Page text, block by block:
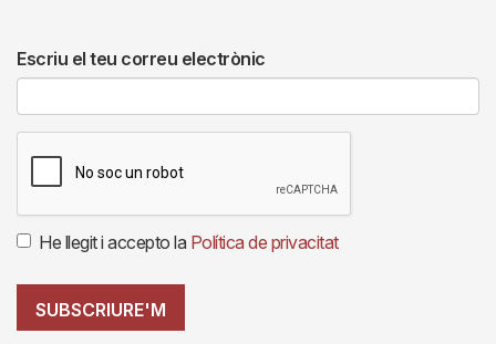
Escriu el teu correu electrònic
He llegit i accepto la Política de privacitat
SUBSCRIURE'M